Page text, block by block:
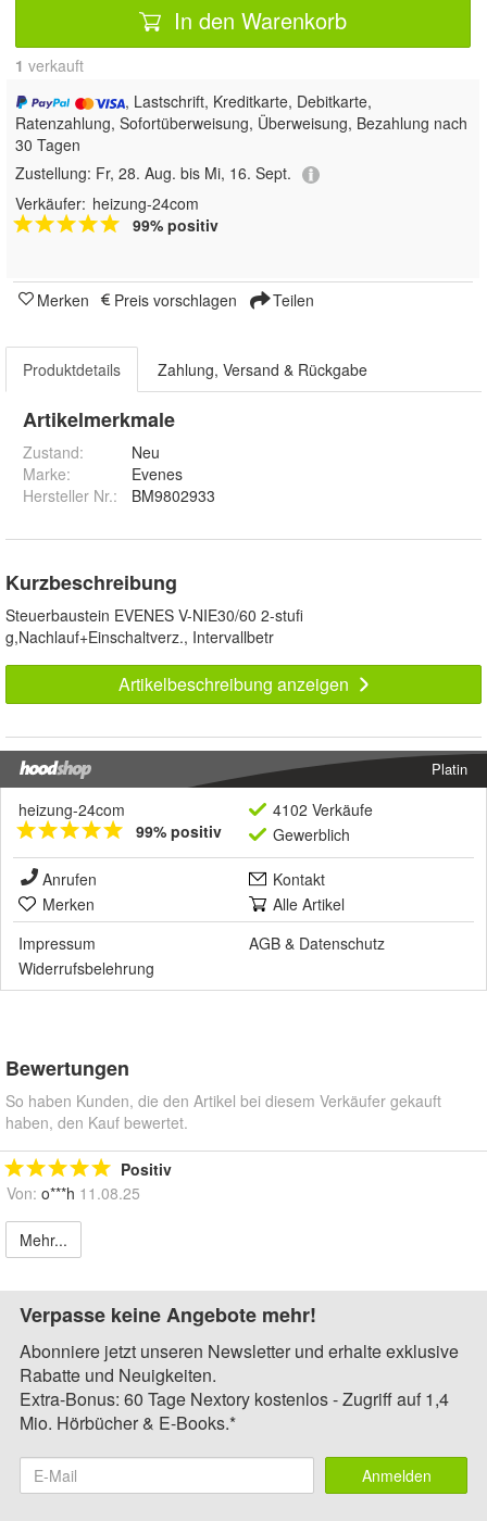
In den Warenkorb
1 verkauft
, Lastschrift, Kreditkarte, Debitkarte,
Ratenzahlung, Sofortüberweisung, Überweisung, Bezahlung nach
30 Tagen
Zustellung: Fr, 28. Aug. bis Mi, 16. Sept.
Verkäufer: heizung-24com
99% positiv
Merken Preis vorschlagen Teilen
Produktdetails Zahlung, Versand & Rückgabe
Artikelmerkmale
Zustand:
Neu
Marke:
Evenes
Hersteller Nr.:
BM9802933
Kurzbeschreibung
Steuerbaustein EVENES V-NIE30/60 2-stufi
g,Nachlauf+Einschaltverz., Intervallbetr
Artikelbeschreibung anzeigen
Platin
heizung-24com
99% positiv
4102 Verkäufe
Gewerblich
Anrufen
Kontakt
Merken
Alle Artikel
Impressum
AGB & Datenschutz
Widerrufsbelehrung
Bewertungen
So haben Kunden, die den Artikel bei diesem Verkäufer gekauft
haben, den Kauf bewertet.
Positiv
Von: o***h 11.08.25
Mehr...
Verpasse keine Angebote mehr!
Abonniere jetzt unseren Newsletter und erhalte exklusive
Rabatte und Neuigkeiten.
Extra-Bonus: 60 Tage Nextory kostenlos - Zugriff auf 1,4
Mio. Hörbücher & E-Books.*
Anmelden